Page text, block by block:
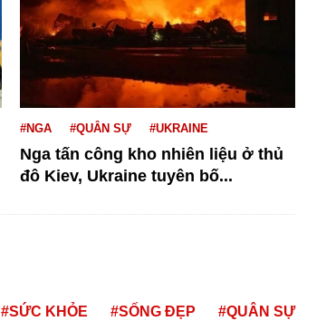
#NGA #QUÂN SỰ #UKRAINE
Nga tấn công kho nhiên liệu ở thủ
đô Kiev, Ukraine tuyên bố...
#SỨC KHỎE #SỐNG ĐẸP #QUÂN SỰ